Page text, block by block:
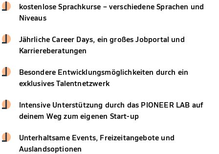
kostenlose Sprachkurse – verschiedene Sprachen und
Niveaus
Jährliche Career Days, ein großes Jobportal und
Karriereberatungen
Besondere Entwicklungsmöglichkeiten durch ein
exklusives Talentnetzwerk
Intensive Unterstützung durch das PIONEER LAB auf
deinem Weg zum eigenen Start-up
Unterhaltsame Events, Freizeitangebote und
Auslandsoptionen